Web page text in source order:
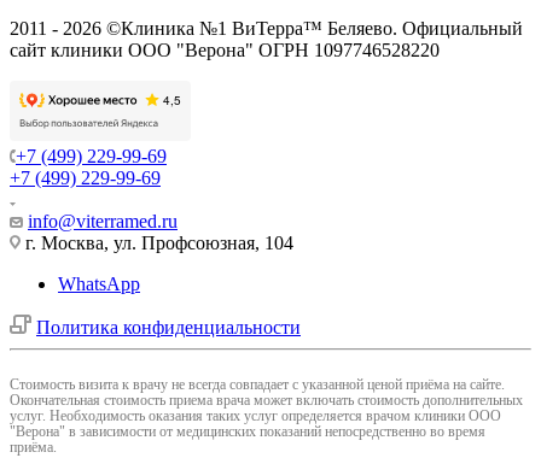
2011 - 2026 ©Клиника №1 ВиТерра™ Беляево. Официальный
сайт клиники ООО "Верона" ОГРН 1097746528220
+7 (499) 229-99-69
+7 (499) 229-99-69
info@viterramed.ru
г. Москва, ул. Профсоюзная, 104
WhatsApp
Политика конфиденциальности
Cтоимость визита к врачу не всегда совпадает с указанной ценой приёма на сайте.
Окончательная стоимость приема врача может включать стоимость дополнительных
услуг. Необходимость оказания таких услуг определяется врачом клиники ООО
"Верона" в зависимости от медицинских показаний непосредственно во время
приёма.